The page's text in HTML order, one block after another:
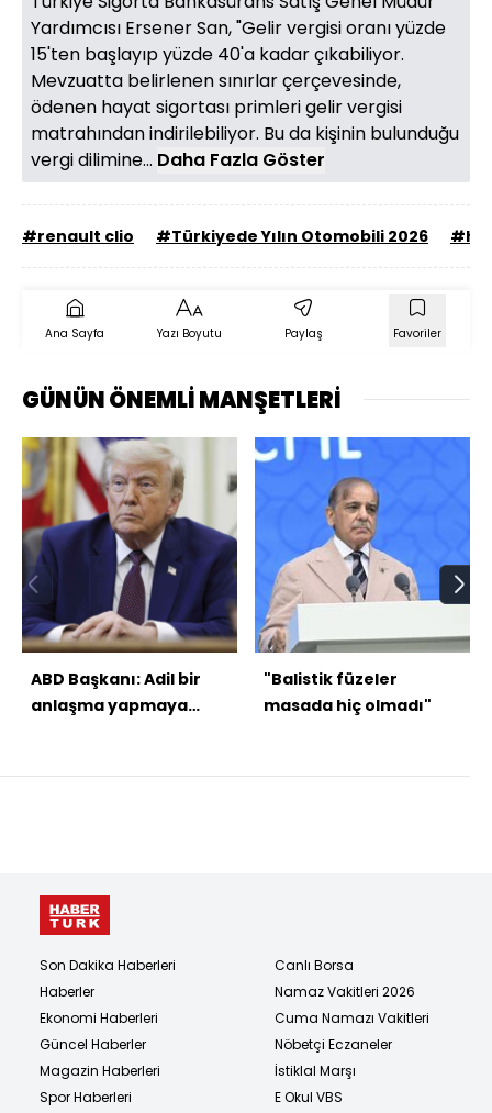
Yardımcısı Ersener San, "Gelir vergisi oranı yüzde
15'ten başlayıp yüzde 40'a kadar çıkabiliyor.
Mevzuatta belirlenen sınırlar çerçevesinde,
ödenen hayat sigortası primleri gelir vergisi
matrahından indirilebiliyor. Bu da kişinin bulunduğu
vergi dilimine... Daha Fazla Göster
#renault clio #Türkiyede Yılın Otomobili 2026
Ana Sayfa Yazı Boyutu Paylaş Favoriler
GÜNÜN ÖNEMLİ MANŞETLERİ
ABD Başkanı: Adil bir
anlaşma yapmaya
"Balistik füzeler
masada hiç olmadı"
Son Dakika Haberleri
Haberler
Ekonomi Haberleri
Güncel Haberler
Magazin Haberleri
Spor Haberleri
Canlı Borsa
Namaz Vakitleri 2026
Cuma Namazı Vakitleri
Nöbetçi Eczaneler
İstiklal Marşı
E Okul VBS